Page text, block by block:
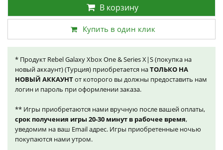
В корзину
Купить в один клик
* Продукт Rebel Galaxy Xbox One & Series X|S (покупка на
новый аккаунт) (Турция) приобретается наТОЛЬКО НА
НОВЫЙ АККАУНТот которого вы должны предоставить нам
логин и пароль при оформлении заказа.
** Игры приобретаются нами вручную после вашей оплаты,
срок получения игры 20-30 минут в рабочее время,
уведомим на ваш Email адрес. Игры приобретенные ночью
покупаются нами утром.